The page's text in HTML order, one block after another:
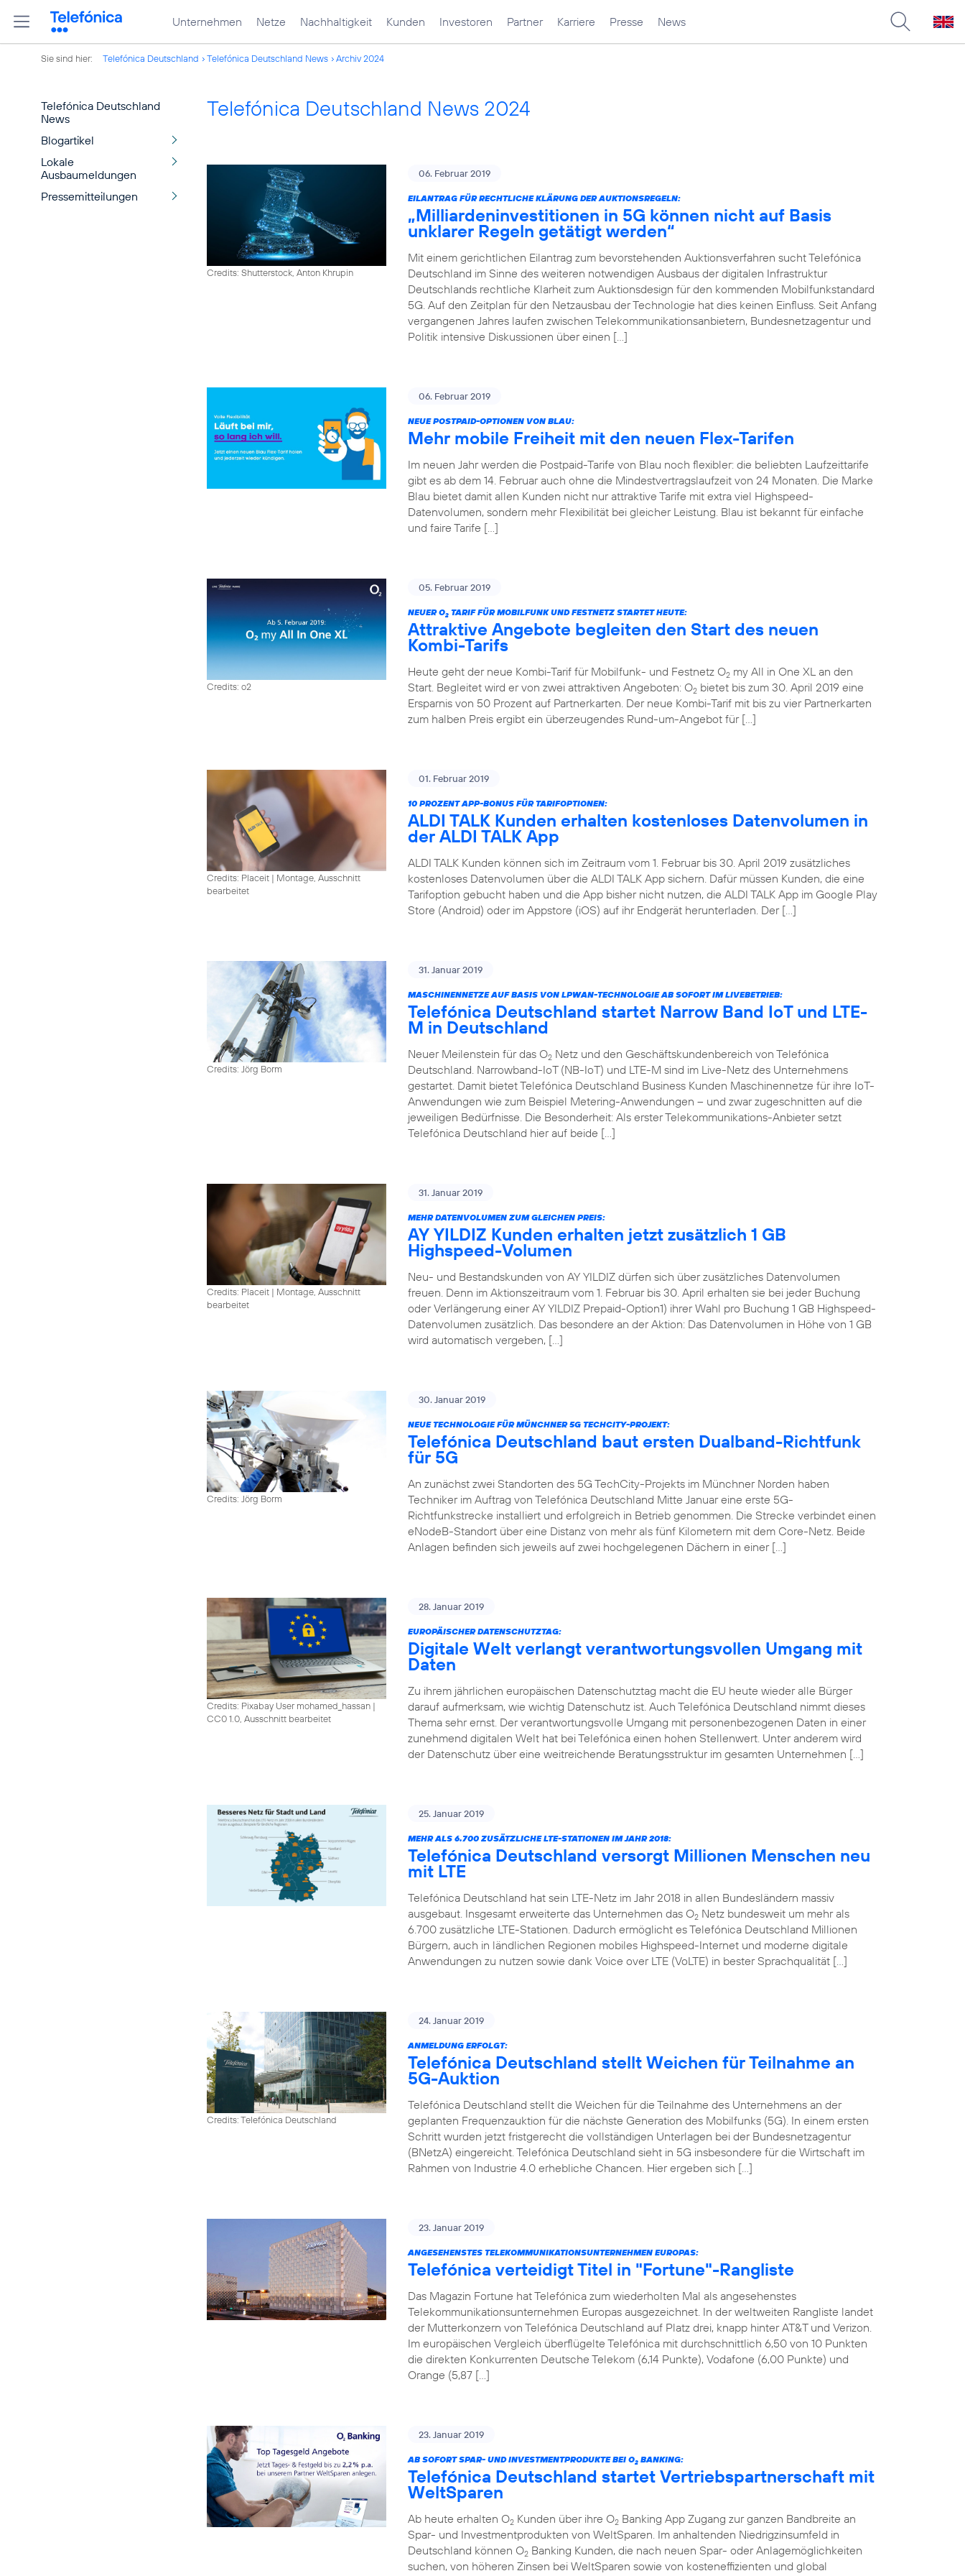
Unternehmen Netze Nachhaltigkeit Kunden Investoren Partner Karriere Presse News
Sie sind hier: Telefónica Deutschland Telefónica Deutschland News Archiv 2024
Telefónica Deutschland
News
Blogartikel
Lokale
Ausbaumeldungen
Pressemitteilungen
Telefónica Deutschland News 2024
Credits: Shutterstock, Anton Khrupin
06. Februar 2019
EILANTRAG FÜR RECHTLICHE KLÄRUNG DER AUKTIONSREGELN:
„Milliardeninvestitionen in 5G können nicht auf Basis
unklarer Regeln getätigt werden“
Mit einem gerichtlichen Eilantrag zum bevorstehenden Auktionsverfahren sucht Telefónica
Deutschland im Sinne des weiteren notwendigen Ausbaus der digitalen Infrastruktur
Deutschlands rechtliche Klarheit zum Auktionsdesign für den kommenden Mobilfunkstandard
5G. Auf den Zeitplan für den Netzausbau der Technologie hat dies keinen Einfluss. Seit Anfang
vergangenen Jahres laufen zwischen Telekommunikationsanbietern, Bundesnetzagentur und
Politik intensive Diskussionen über einen […]
06. Februar 2019
NEUE POSTPAID-OPTIONEN VON BLAU:
Mehr mobile Freiheit mit den neuen Flex-Tarifen
Im neuen Jahr werden die Postpaid-Tarife von Blau noch flexibler: die beliebten Laufzeittarife
gibt es ab dem 14. Februar auch ohne die Mindestvertragslaufzeit von 24 Monaten. Die Marke
Blau bietet damit allen Kunden nicht nur attraktive Tarife mit extra viel Highspeed-
Datenvolumen, sondern mehr Flexibilität bei gleicher Leistung. Blau ist bekannt für einfache
und faire Tarife […]
Credits: o2
05. Februar 2019
NEUER O2 TARIF FÜR MOBILFUNK UND FESTNETZ STARTET HEUTE:
Attraktive Angebote begleiten den Start des neuen
Kombi-Tarifs
Heute geht der neue Kombi-Tarif für Mobilfunk- und Festnetz O2 my All in One XL an den
Start. Begleitet wird er von zwei attraktiven Angeboten: O2 bietet bis zum 30. April 2019 eine
Ersparnis von 50 Prozent auf Partnerkarten. Der neue Kombi-Tarif mit bis zu vier Partnerkarten
zum halben Preis ergibt ein überzeugendes Rund-um-Angebot für […]
Credits: Placeit | Montage, Ausschnitt
bearbeitet
01. Februar 2019
10 PROZENT APP-BONUS FÜR TARIFOPTIONEN:
ALDI TALK Kunden erhalten kostenloses Datenvolumen in
der ALDI TALK App
ALDI TALK Kunden können sich im Zeitraum vom 1. Februar bis 30. April 2019 zusätzliches
kostenloses Datenvolumen über die ALDI TALK App sichern. Dafür müssen Kunden, die eine
Tarifoption gebucht haben und die App bisher nicht nutzen, die ALDI TALK App im Google Play
Store (Android) oder im Appstore (iOS) auf ihr Endgerät herunterladen. Der […]
Credits: Jörg Borm
31. Januar 2019
MASCHINENNETZE AUF BASIS VON LPWAN-TECHNOLOGIE AB SOFORT IM LIVEBETRIEB:
Telefónica Deutschland startet Narrow Band IoT und LTE-
M in Deutschland
Neuer Meilenstein für das O2 Netz und den Geschäftskundenbereich von Telefónica
Deutschland. Narrowband-IoT (NB-IoT) und LTE-M sind im Live-Netz des Unternehmens
gestartet. Damit bietet Telefónica Deutschland Business Kunden Maschinennetze für ihre IoT-
Anwendungen wie zum Beispiel Metering-Anwendungen – und zwar zugeschnitten auf die
jeweiligen Bedürfnisse. Die Besonderheit: Als erster Telekommunikations-Anbieter setzt
Telefónica Deutschland hier auf beide […]
Credits: Placeit | Montage, Ausschnitt
bearbeitet
31. Januar 2019
MEHR DATENVOLUMEN ZUM GLEICHEN PREIS:
AY YILDIZ Kunden erhalten jetzt zusätzlich 1 GB
Highspeed-Volumen
Neu- und Bestandskunden von AY YILDIZ dürfen sich über zusätzliches Datenvolumen
freuen. Denn im Aktionszeitraum vom 1. Februar bis 30. April erhalten sie bei jeder Buchung
oder Verlängerung einer AY YILDIZ Prepaid-Option1) ihrer Wahl pro Buchung 1 GB Highspeed-
Datenvolumen zusätzlich. Das besondere an der Aktion: Das Datenvolumen in Höhe von 1 GB
wird automatisch vergeben, […]
Credits: Jörg Borm
30. Januar 2019
NEUE TECHNOLOGIE FÜR MÜNCHNER 5G TECHCITY-PROJEKT:
Telefónica Deutschland baut ersten Dualband-Richtfunk
für 5G
An zunächst zwei Standorten des 5G TechCity-Projekts im Münchner Norden haben
Techniker im Auftrag von Telefónica Deutschland Mitte Januar eine erste 5G-
Richtfunkstrecke installiert und erfolgreich in Betrieb genommen. Die Strecke verbindet einen
eNodeB-Standort über eine Distanz von mehr als fünf Kilometern mit dem Core-Netz. Beide
Anlagen befinden sich jeweils auf zwei hochgelegenen Dächern in einer […]
Credits: Pixabay User mohamed_hassan |
CC0 1.0, Ausschnitt bearbeitet
28. Januar 2019
EUROPÄISCHER DATENSCHUTZTAG:
Digitale Welt verlangt verantwortungsvollen Umgang mit
Daten
Zu ihrem jährlichen europäischen Datenschutztag macht die EU heute wieder alle Bürger
darauf aufmerksam, wie wichtig Datenschutz ist. Auch Telefónica Deutschland nimmt dieses
Thema sehr ernst. Der verantwortungsvolle Umgang mit personenbezogenen Daten in einer
zunehmend digitalen Welt hat bei Telefónica einen hohen Stellenwert. Unter anderem wird
der Datenschutz über eine weitreichende Beratungsstruktur im gesamten Unternehmen […]
25. Januar 2019
MEHR ALS 6.700 ZUSÄTZLICHE LTE-STATIONEN IM JAHR 2018:
Telefónica Deutschland versorgt Millionen Menschen neu
mit LTE
Telefónica Deutschland hat sein LTE-Netz im Jahr 2018 in allen Bundesländern massiv
ausgebaut. Insgesamt erweiterte das Unternehmen das O2 Netz bundesweit um mehr als
6.700 zusätzliche LTE-Stationen. Dadurch ermöglicht es Telefónica Deutschland Millionen
Bürgern, auch in ländlichen Regionen mobiles Highspeed-Internet und moderne digitale
Anwendungen zu nutzen sowie dank Voice over LTE (VoLTE) in bester Sprachqualität […]
Credits: Telefónica Deutschland
24. Januar 2019
ANMELDUNG ERFOLGT:
Telefónica Deutschland stellt Weichen für Teilnahme an
5G-Auktion
Telefónica Deutschland stellt die Weichen für die Teilnahme des Unternehmens an der
geplanten Frequenzauktion für die nächste Generation des Mobilfunks (5G). In einem ersten
Schritt wurden jetzt fristgerecht die vollständigen Unterlagen bei der Bundesnetzagentur
(BNetzA) eingereicht. Telefónica Deutschland sieht in 5G insbesondere für die Wirtschaft im
Rahmen von Industrie 4.0 erhebliche Chancen. Hier ergeben sich […]
23. Januar 2019
ANGESEHENSTES TELEKOMMUNIKATIONSUNTERNEHMEN EUROPAS:
Telefónica verteidigt Titel in "Fortune"-Rangliste
Das Magazin Fortune hat Telefónica zum wiederholten Mal als angesehenstes
Telekommunikationsunternehmen Europas ausgezeichnet. In der weltweiten Rangliste landet
der Mutterkonzern von Telefónica Deutschland auf Platz drei, knapp hinter AT&T und Verizon.
Im europäischen Vergleich überflügelte Telefónica mit durchschnittlich 6,50 von 10 Punkten
die direkten Konkurrenten Deutsche Telekom (6,14 Punkte), Vodafone (6,00 Punkte) und
Orange (5,87 […]
23. Januar 2019
AB SOFORT SPAR- UND INVESTMENTPRODUKTE BEI O2 BANKING:
Telefónica Deutschland startet Vertriebspartnerschaft mit
WeltSparen
Ab heute erhalten O2 Kunden über ihre O2 Banking App Zugang zur ganzen Bandbreite an
Spar- und Investmentprodukten von WeltSparen. Im anhaltenden Niedrigzinsumfeld in
Deutschland können O2 Banking Kunden, die nach neuen Spar- oder Anlagemöglichkeiten
suchen, von höheren Zinsen bei WeltSparen sowie von kosteneffizienten und global